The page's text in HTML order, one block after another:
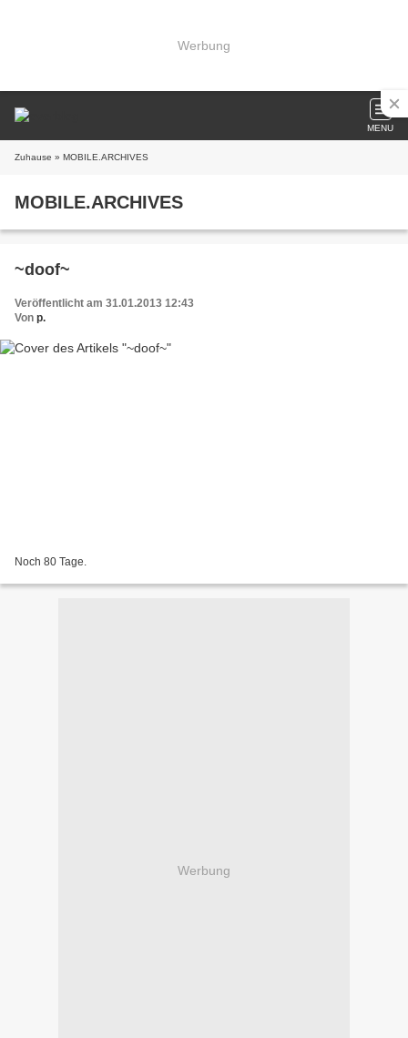
Werbung
MENU
Zuhause » MOBILE.ARCHIVES
MOBILE.ARCHIVES
~doof~
Veröffentlicht am 31.01.2013 12:43
Von p.
Noch 80 Tage.
Werbung